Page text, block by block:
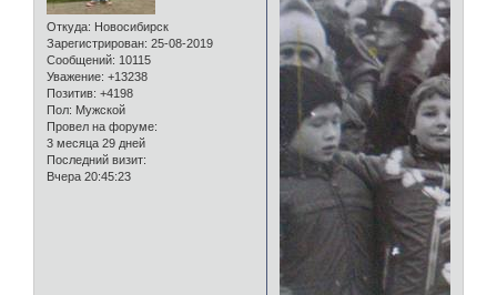
Откуда: Новосибирск
Зарегистрирован: 25-08-2019
Сообщений: 10115
Уважение: +13238
Позитив: +4198
Пол: Мужской
Провел на форуме:
3 месяца 29 дней
Последний визит:
Вчера 20:45:23